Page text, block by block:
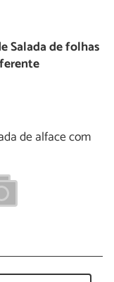
Salada de folhas
de alface com